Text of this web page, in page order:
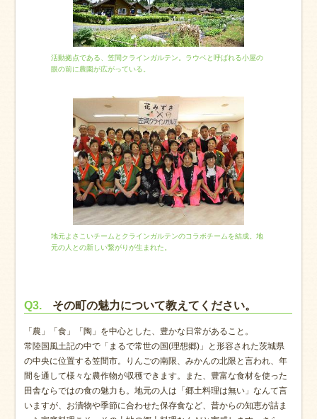
活動拠点である、笠間クラインガルテン。ラウベと呼ばれる小屋の
眼の前に農園が広がっている。
地元よさこいチームとクラインガルテンのコラボチームを結成。地
元の人との新しい繋がりが生まれた。
Q3. その町の魅力について教えてください。
「農」「食」「陶」を中心とした、豊かな日常があること。
常陸国風土記の中で「まるで常世の国(理想郷)」と形容された茨城県
の中央に位置する笠間市。りんごの南限、みかんの北限と言われ、年
間を通して様々な農作物が収穫できます。また、豊富な食材を使った
田舎ならではの食の魅力も。地元の人は「郷土料理は無い」なんて言
いますが、お漬物や季節に合わせた保存食など、昔からの知恵が詰ま